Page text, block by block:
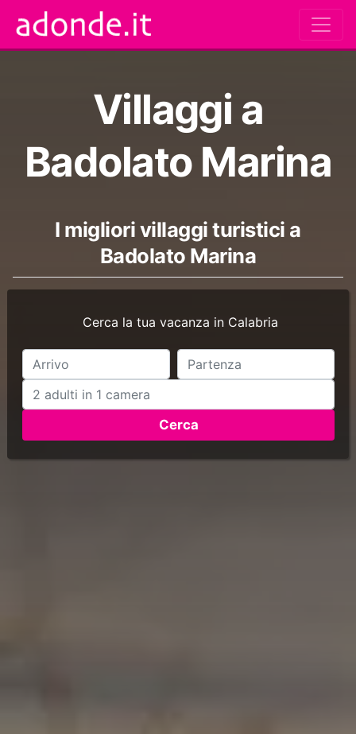
Villaggi a
Badolato Marina
I migliori villaggi turistici a
Badolato Marina
Cerca la tua vacanza in Calabria
Cerca